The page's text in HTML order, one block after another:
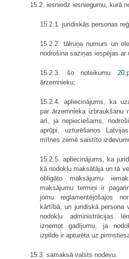
15.2. iesniedz iesniegumu, kurā
15.2.1. juridiskās personas
15.2.2. tālruņa numurs un
nodrošina saziņas iespējas ar
15.2.3. šo noteikumu
ārzemnieku;
15.2.4. apliecinājums, ka
par ārzemnieka
arī, ja nepieciešams,
aprūpi, uzturēšanos
mītnes zemē saistīto
15.2.5. apliecinājums, ka
kā nodokļu maksātāja un tā
obligāto maksājumu
maksājumu termiņi ir
jomu reglamentējošajos
kārtībā, un juridiskā persona
nodokļu administrācijas
izņemot gadījumu, ja
izpilde ir apturēta uz
15.3. samaksā valsts nodevu.